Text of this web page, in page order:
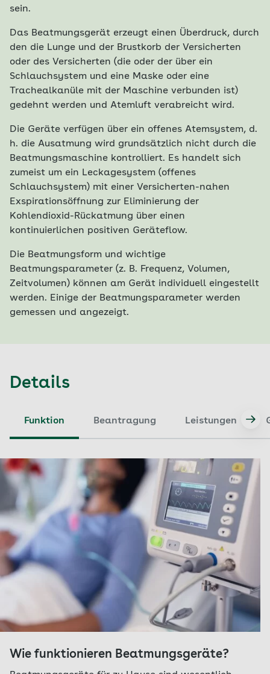
sein.
Das Beatmungsgerät erzeugt einen Überdruck, durch
den die Lunge und der Brustkorb der Versicherten
oder des Versicherten (die oder der über ein
Schlauchsystem und eine Maske oder eine
Trachealkanüle mit der Maschine verbunden ist)
gedehnt werden und Atemluft verabreicht wird.
Die Geräte verfügen über ein offenes Atemsystem, d.
h. die Ausatmung wird grundsätzlich nicht durch die
Beatmungsmaschine kontrolliert. Es handelt sich
zumeist um ein Leckagesystem (offenes
Schlauchsystem) mit einer Versicherten-nahen
Exspirationsöffnung zur Eliminierung der
Kohlendioxid-Rückatmung über einen
kontinuierlichen positiven Geräteflow.
Die Beatmungsform und wichtige
Beatmungsparameter (z. B. Frequenz, Volumen,
Zeitvolumen) können am Gerät individuell eingestellt
werden. Einige der Beatmungsparameter werden
gemessen und angezeigt.
Details
Funktion Beantragung Leistungen
Wie funktionieren Beatmungsgeräte?